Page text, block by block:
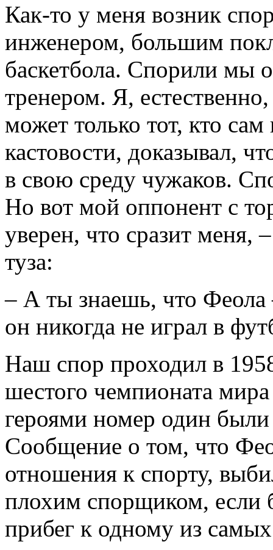
Как-то у меня возник
инженером, большим
баскетбола. Спорили мы
тренером. Я,
может только тот, кто
кастовости, доказывал,
в свою среду чужаков.
Но вот мой оппонент с
уверен, что сразит меня,
туза:
– А ты знаешь, что
он никогда не играл в
Наш спор проходил в
шестого чемпионата
героями номер один
Сообщение о том, что
отношения к спорту,
плохим спорщиком, если
прибег к одному из